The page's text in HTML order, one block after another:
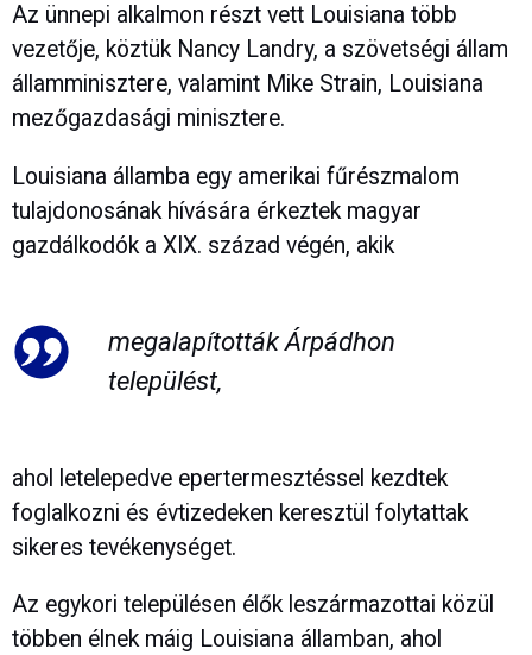
Az ünnepi alkalmon részt vett Louisiana több
vezetője, köztük Nancy Landry, a szövetségi állam
államminisztere, valamint Mike Strain, Louisiana
mezőgazdasági minisztere.
Louisiana államba egy amerikai fűrészmalom
tulajdonosának hívására érkeztek magyar
gazdálkodók a XIX. század végén, akik
megalapították Árpádhon
települést,
ahol letelepedve epertermesztéssel kezdtek
foglalkozni és évtizedeken keresztül folytattak
sikeres tevékenységet.
Az egykori településen élők leszármazottai közül
többen élnek máig Louisiana államban, ahol